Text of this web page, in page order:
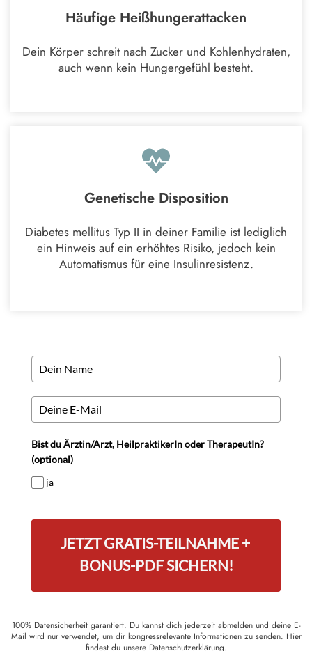
Häufige Heißhungerattacken
Dein Körper schreit nach Zucker und Kohlenhydraten,
auch wenn kein Hungergefühl besteht.
Genetische Disposition
Diabetes mellitus Typ II in deiner Familie ist lediglich
ein Hinweis auf ein erhöhtes Risiko, jedoch kein
Automatismus für eine Insulinresistenz.
Bist du Ärztin/Arzt, HeilpraktikerIn oder TherapeutIn?
(optional)
ja
JETZT GRATIS-TEILNAHME +
BONUS-PDF SICHERN!
100% Datensicherheit garantiert. Du kannst dich jederzeit abmelden und deine E-
Mail wird nur verwendet, um dir kongressrelevante Informationen zu senden. Hier
findest du unsere Datenschutzerklärung.